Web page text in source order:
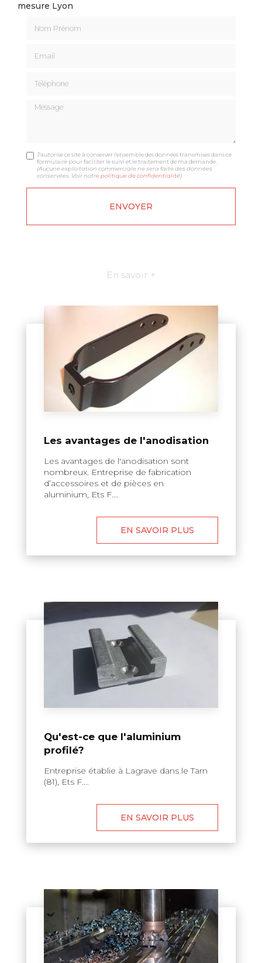
mesure Lyon
Message
J'autorise ce site à conserver l'ensemble des données transmises dans ce
formulaire pour faciliter le suivi et le traitement de ma demande.
(Aucune exploitation commerciale ne sera faite des données
conservées. Voir notrepolitique de confidentialité)
En savoir +
Les avantages de l'anodisation
Les avantages de l'anodisation sont
nombreux. Entreprise de fabrication
d’accessoires et de pièces en
aluminium, Ets F....
EN SAVOIR PLUS
Qu'est-ce que l'aluminium
profilé?
Entreprise établie à Lagrave dans le Tarn
(81), Ets F....
EN SAVOIR PLUS